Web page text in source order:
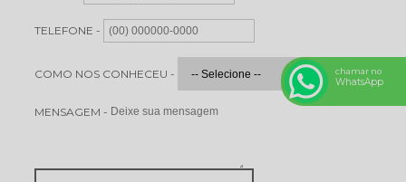
TELEFONE -
COMO NOS CONHECEU -
MENSAGEM -
chamar no
WhatsApp